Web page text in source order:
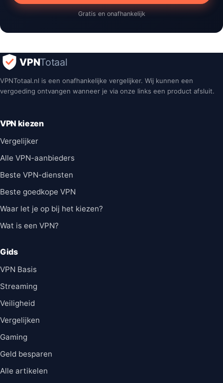
Gratis en onafhankelijk
VPNTotaal
VPNTotaal.nl is een onafhankelijke vergelijker. Wij kunnen een
vergoeding ontvangen wanneer je via onze links een product afsluit.
VPN kiezen
Vergelijker
Alle VPN-aanbieders
Beste VPN-diensten
Beste goedkope VPN
Waar let je op bij het kiezen?
Wat is een VPN?
Gids
VPN Basis
Streaming
Veiligheid
Vergelijken
Gaming
Geld besparen
Alle artikelen